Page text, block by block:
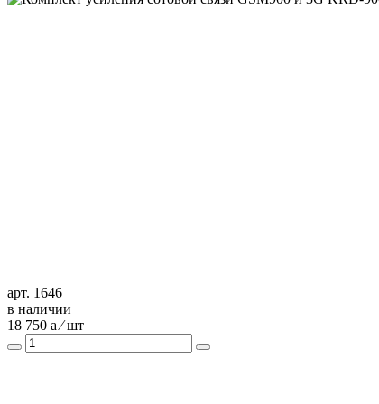
арт. 1646
в наличии
18 750 a ⁄ шт